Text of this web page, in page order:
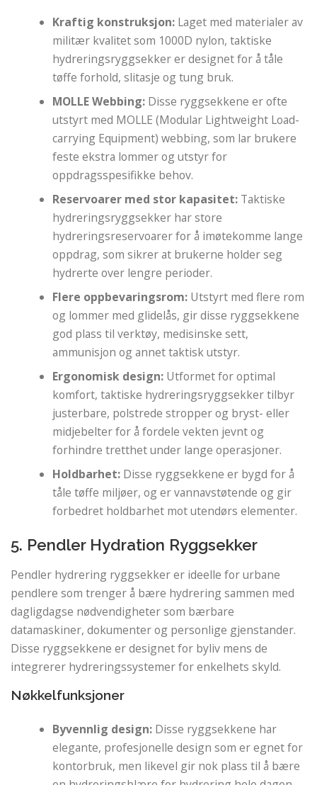
Kraftig konstruksjon: Laget med materialer av
militær kvalitet som 1000D nylon, taktiske
hydreringsryggsekker er designet for å tåle
tøffe forhold, slitasje og tung bruk.
MOLLE Webbing: Disse ryggsekkene er ofte
utstyrt med MOLLE (Modular Lightweight Load-
carrying Equipment) webbing, som lar brukere
feste ekstra lommer og utstyr for
oppdragsspesifikke behov.
Reservoarer med stor kapasitet: Taktiske
hydreringsryggsekker har store
hydreringsreservoarer for å imøtekomme lange
oppdrag, som sikrer at brukerne holder seg
hydrerte over lengre perioder.
Flere oppbevaringsrom: Utstyrt med flere rom
og lommer med glidelås, gir disse ryggsekkene
god plass til verktøy, medisinske sett,
ammunisjon og annet taktisk utstyr.
Ergonomisk design: Utformet for optimal
komfort, taktiske hydreringsryggsekker tilbyr
justerbare, polstrede stropper og bryst- eller
midjebelter for å fordele vekten jevnt og
forhindre tretthet under lange operasjoner.
Holdbarhet: Disse ryggsekkene er bygd for å
tåle tøffe miljøer, og er vannavstøtende og gir
forbedret holdbarhet mot utendørs elementer.
5. Pendler Hydration Ryggsekker
Pendler hydrering ryggsekker er ideelle for urbane
pendlere som trenger å bære hydrering sammen med
dagligdagse nødvendigheter som bærbare
datamaskiner, dokumenter og personlige gjenstander.
Disse ryggsekkene er designet for byliv mens de
integrerer hydreringssystemer for enkelhets skyld.
Nøkkelfunksjoner
Byvennlig design: Disse ryggsekkene har
elegante, profesjonelle design som er egnet for
kontorbruk, men likevel gir nok plass til å bære